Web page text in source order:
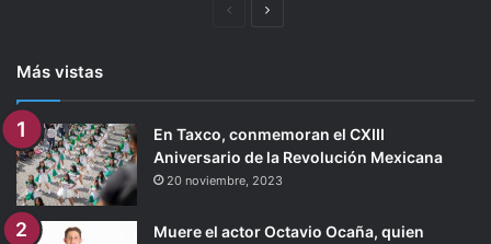
PáginaSiguiente
Más vistas
En Taxco, conmemoran el CXIII
Aniversario de la Revolución Mexicana
20 noviembre, 2023
Muere el actor Octavio Ocaña, quien